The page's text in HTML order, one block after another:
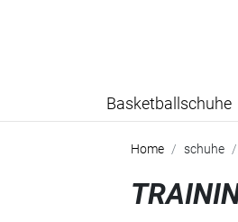
Basketballschuhe
Home schuhe